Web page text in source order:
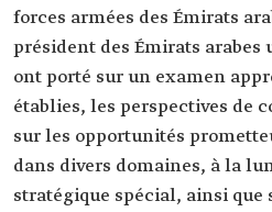
forces armées des Émirats
président des Émirats arabes
ont porté sur un examen
établies, les perspectives de
sur les opportunités
dans divers domaines, à la
stratégique spécial, ainsi que